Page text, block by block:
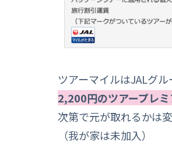
ツアーマイルはJALグ
2,200円のツアープレ
次第で元が取れるかは
（我が家は未加入）